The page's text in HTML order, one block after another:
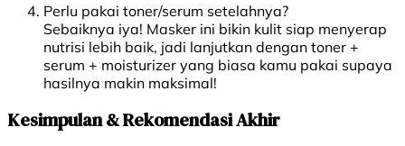
Perlu pakai toner/serum setelahnya?
Sebaiknya iya! Masker ini bikin kulit siap menyerap
nutrisi lebih baik, jadi lanjutkan dengan toner +
serum + moisturizer yang biasa kamu pakai supaya
hasilnya makin maksimal!
Kesimpulan & Rekomendasi Akhir